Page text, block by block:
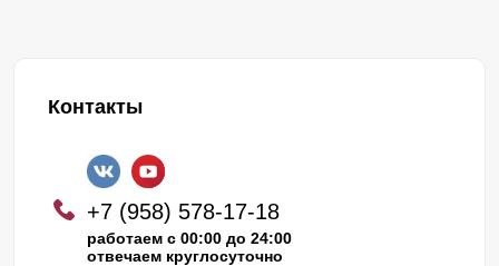
Контакты
+7 (958) 578-17-18
работаем с 00:00 до 24:00
отвечаем круглосуточно